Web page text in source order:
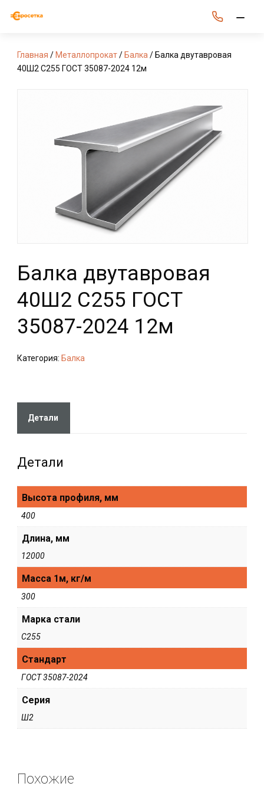
Главная / Металлопрокат/ Балка / Балка двутавровая
40Ш2 С255 ГОСТ 35087-2024 12м
Балка двутавровая
40Ш2 С255 ГОСТ
35087-2024 12м
Категория: Балка
Детали
Детали
Высота профиля, мм
400
Длина, мм
12000
Масса 1м, кг/м
300
Марка стали
С255
Стандарт
ГОСТ 35087-2024
Серия
Ш2
Похожие